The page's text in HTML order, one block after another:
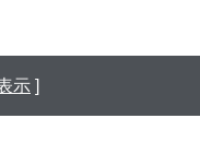
示 ]